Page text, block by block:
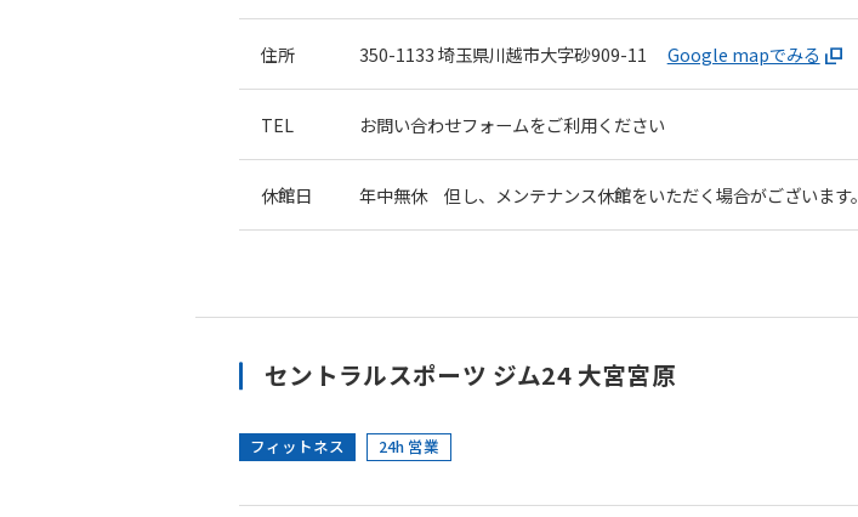
住所 350-1133埼玉県川越市大字砂909-11 Google mapでみる
TEL お問い合わせフォームをご利用ください
休館日 年中無休 但し、メンテナンス休館をいただく場合がございます。
セントラルスポーツ ジム24 大宮宮原
フィットネス 24h 営業